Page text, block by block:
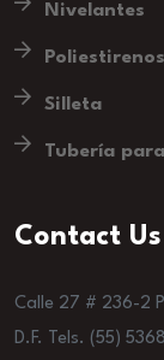
Nivelantes
Poliestirenos
Silleta
Tubería
Contact Us
Calle 27 # 236-2
D.F. Tels. (55)